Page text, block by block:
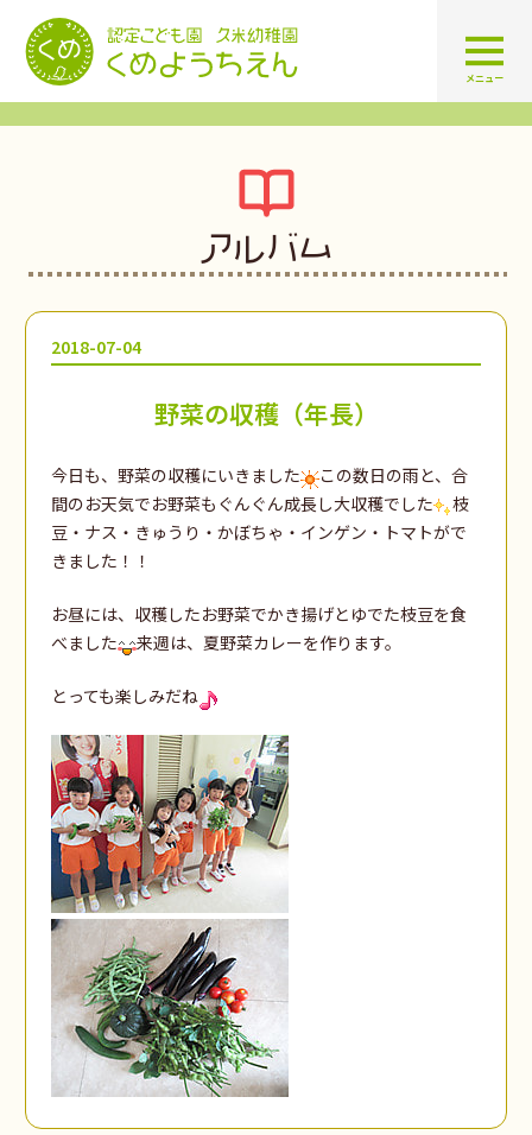
認定こども園 学校法人久米幼
メニュー
アルバム
2018-07-04
野菜の収穫（年長）
今日も、野菜の収穫にいきました
この数日の雨と、合
間のお天気でお野菜もぐんぐん成長し大収穫でした
枝
豆・ナス・きゅうり・かぼちゃ・インゲン・トマトがで
きました！！
お昼には、収穫したお野菜でかき揚げとゆでた枝豆を食
べました
来週は、夏野菜カレーを作ります。
とっても楽しみだね